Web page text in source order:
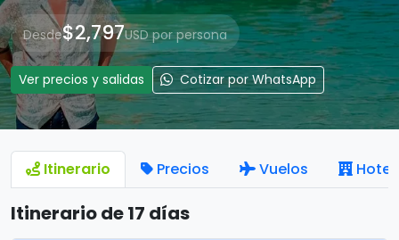
Desde$2,797USD por persona
Ver precios y salidas Cotizar por WhatsApp
Itinerario Precios Vuelos
Itinerario de 17 días